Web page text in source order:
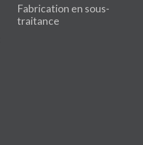
Fabrication en sous-
traitance